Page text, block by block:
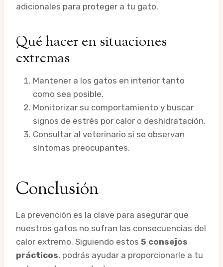
adicionales para proteger a tu gato.
Qué hacer en situaciones
extremas
Mantener a los gatos en interior tanto
como sea posible.
Monitorizar su comportamiento y buscar
signos de estrés por calor o deshidratación.
Consultar al veterinario si se observan
síntomas preocupantes.
Conclusión
La prevención es la clave para asegurar que
nuestros gatos no sufran las consecuencias del
calor extremo. Siguiendo estos 5 consejos
prácticos, podrás ayudar a proporcionarle a tu